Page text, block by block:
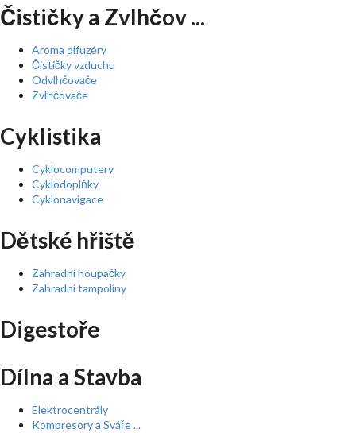
Čističky a Zvlhčov ...
Aroma difuzéry
Čističky vzduchu
Odvlhčovače
Zvlhčovače
Cyklistika
Cyklocomputery
Cyklodoplňky
Cyklonavigace
Dětské hřiště
Zahradní houpačky
Zahradní tampolíny
Digestoře
Dílna a Stavba
Elektrocentrály
Kompresory a Sváře ...